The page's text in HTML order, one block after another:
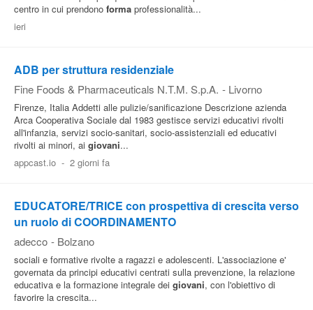
centro in cui prendono forma professionalità...
ieri
ADB per struttura residenziale
Fine Foods & Pharmaceuticals N.T.M. S.p.A. - Livorno
Firenze, Italia Addetti alle pulizie/sanificazione Descrizione azienda
Arca Cooperativa Sociale dal 1983 gestisce servizi educativi rivolti
all'infanzia, servizi socio-sanitari, socio-assistenziali ed educativi
rivolti ai minori, ai giovani...
appcast.io - 2 giorni fa
EDUCATORE/TRICE con prospettiva di crescita verso
un ruolo di COORDINAMENTO
adecco - Bolzano
sociali e formative rivolte a ragazzi e adolescenti. L'associazione e'
governata da principi educativi centrati sulla prevenzione, la relazione
educativa e la formazione integrale dei giovani, con l'obiettivo di
favorire la crescita...